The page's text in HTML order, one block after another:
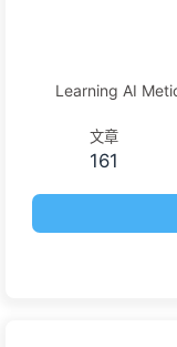
Learning AI
文章
161